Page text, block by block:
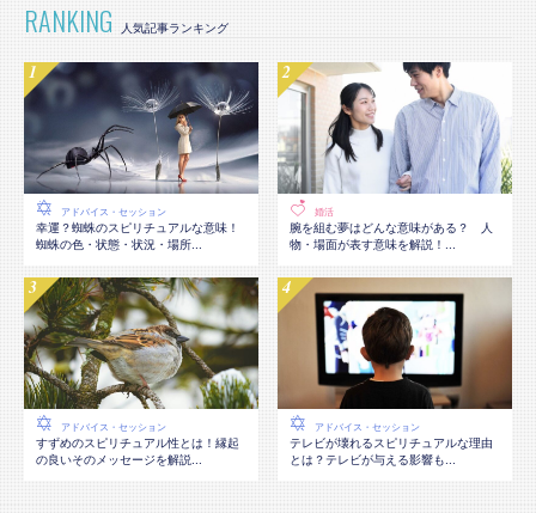
RANKING
アドバイス・セッション
幸運？蜘蛛のスピリチュアルな意味！
蜘蛛の色・状態・状況・場所...
婚活
腕を組む夢はどんな意味がある？ 人
物・場面が表す意味を解説！...
アドバイス・セッション
すずめのスピリチュアル性とは！縁起
の良いそのメッセージを解説...
アドバイス・セッション
テレビが壊れるスピリチュアルな理由
とは？テレビが与える影響も...